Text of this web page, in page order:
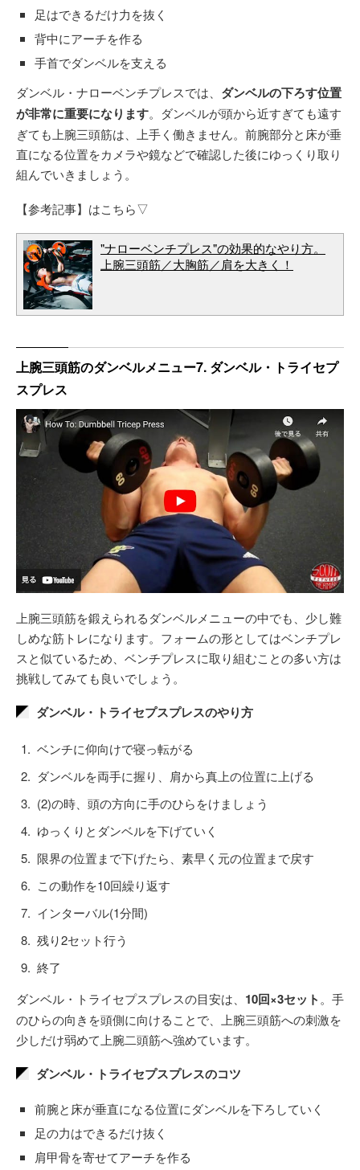
足はできるだけ力を抜く
背中にアーチを作る
手首でダンベルを支える
ダンベル・ナローベンチプレスでは、 ダンベルの下ろす位置
が非常に重要になります。ダンベルが頭から近すぎても遠す
ぎても上腕三頭筋は、上手く働きません。前腕部分と床が垂
直になる位置をカメラや鏡などで確認した後にゆっくり取り
組んでいきましょう。
【参考記事】はこちら▽
"ナローベンチプレス"の効果的なやり方。
上腕三頭筋／大胸筋／肩を大きく！
上腕三頭筋のダンベルメニュー7. ダンベル・トライセプ
スプレス
上腕三頭筋を鍛えられるダンベルメニューの中でも、少し難
しめな筋トレになります。フォームの形としてはベンチプレ
スと似ているため、ベンチプレスに取り組むことの多い方は
挑戦してみても良いでしょう。
ダンベル・トライセプスプレスのやり方
ベンチに仰向けで寝っ転がる
ダンベルを両手に握り、肩から真上の位置に上げる
(2)の時、頭の方向に手のひらをけましょう
ゆっくりとダンベルを下げていく
限界の位置まで下げたら、素早く元の位置まで戻す
この動作を10回繰り返す
インターバル(1分間)
残り2セット行う
終了
ダンベル・トライセプスプレスの目安は、 10回×3セット 。手
のひらの向きを頭側に向けることで、上腕三頭筋への刺激を
少しだけ弱めて上腕二頭筋へ強めています。
ダンベル・トライセプスプレスのコツ
前腕と床が垂直になる位置にダンベルを下ろしていく
足の力はできるだけ抜く
肩甲骨を寄せてアーチを作る